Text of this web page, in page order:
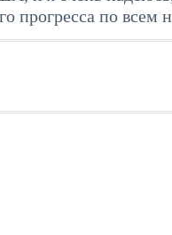
прогресса по всем